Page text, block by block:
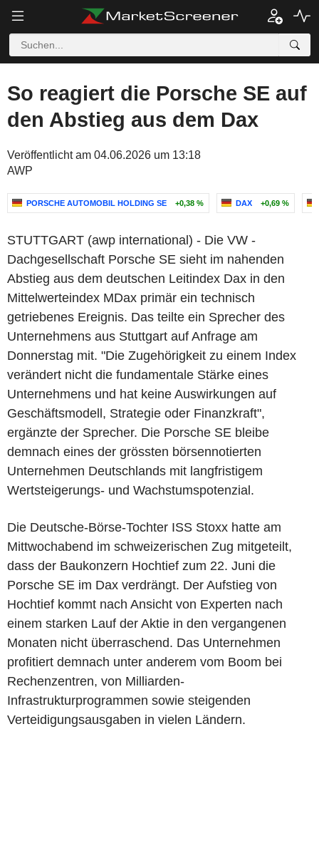
So reagiert die Porsche SE auf
den Abstieg aus dem Dax
Veröffentlicht am 04.06.2026 um 13:18
AWP
PORSCHE AUTOMOBIL HOLDING SE +0,38 % DAX +0,69 %
STUTTGART (awp international) - Die VW -
Dachgesellschaft Porsche SE sieht im nahenden
Abstieg aus dem deutschen Leitindex Dax in den
Mittelwerteindex MDax primär ein technisch
getriebenes Ereignis. Das teilte ein Sprecher des
Unternehmens aus Stuttgart auf Anfrage am
Donnerstag mit. "Die Zugehörigkeit zu einem Index
verändert nicht die fundamentale Stärke eines
Unternehmens und hat keine Auswirkungen auf
Geschäftsmodell, Strategie oder Finanzkraft",
ergänzte der Sprecher. Die Porsche SE bleibe
demnach eines der grössten börsennotierten
Unternehmen Deutschlands mit langfristigem
Wertsteigerungs- und Wachstumspotenzial.
Die Deutsche-Börse-Tochter ISS Stoxx hatte am
Mittwochabend im schweizerischen Zug mitgeteilt,
dass der Baukonzern Hochtief zum 22. Juni die
Porsche SE im Dax verdrängt. Der Aufstieg von
Hochtief kommt nach Ansicht von Experten nach
einem starken Lauf der Aktie in den vergangenen
Monaten nicht überraschend. Das Unternehmen
profitiert demnach unter anderem vom Boom bei
Rechenzentren, von Milliarden-
Infrastrukturprogrammen sowie steigenden
Verteidigungsausgaben in vielen Ländern.